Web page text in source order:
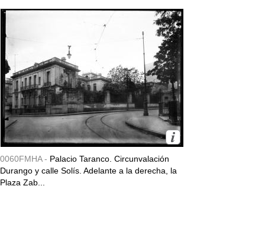
0060FMHA - Palacio Taranco. Circunvalación
Durango y calle Solís. Adelante a la derecha, la
Plaza Zab...